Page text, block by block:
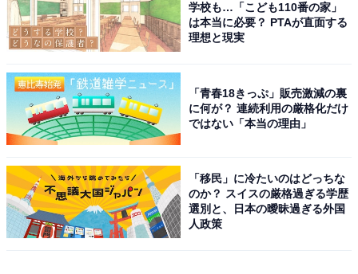
学校も…「こども110番の家」
は本当に必要？ PTAが直面する
理想と現実
「青春18きっぷ」販売激減の裏
に何が？ 連続利用の厳格化だけ
ではない「本当の理由」
「移民」に冷たいのはどっちな
のか？ スイスの厳格過ぎる学歴
選別と、日本の曖昧過ぎる外国
人政策